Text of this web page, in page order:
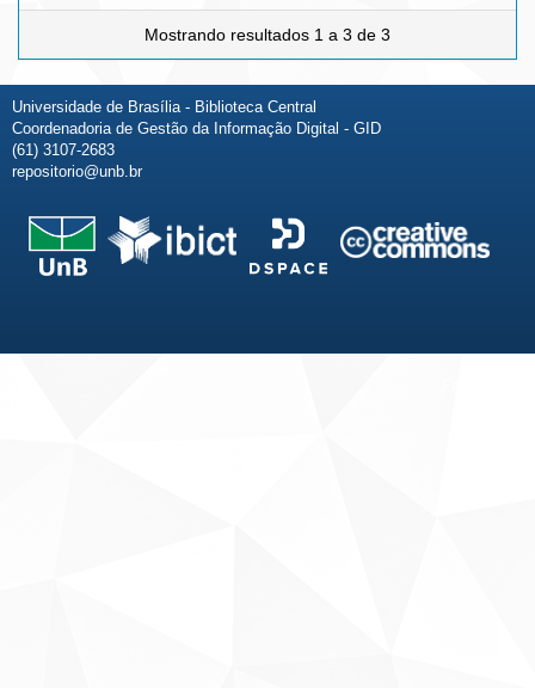
Mostrando resultados 1 a 3 de 3
Universidade de Brasília - Biblioteca Central
Coordenadoria de Gestão da Informação Digital - GID
(61) 3107-2683
repositorio@unb.br